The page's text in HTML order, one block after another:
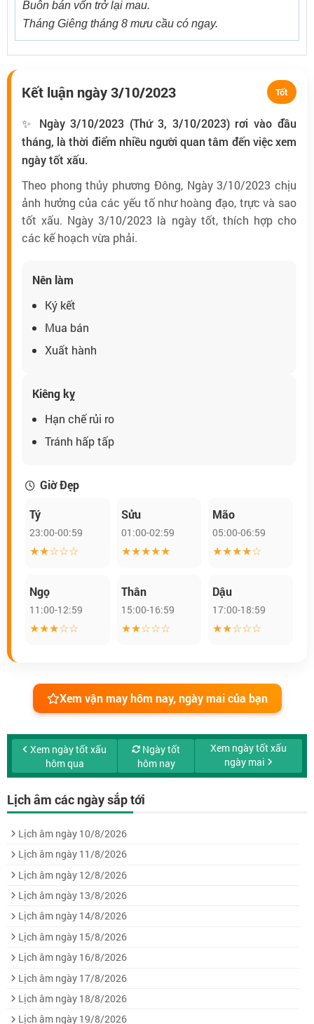
Buôn bán vốn trở lại mau.
Tháng Giêng tháng 8 mưu cầu có ngay.
Kết luận ngày 3/10/2023 Tốt
✨ Ngày 3/10/2023 (Thứ 3, 3/10/2023) rơi vào đầu
tháng, là thời điểm nhiều người quan tâm đến việc xem
ngày tốt xấu.
Theo phong thủy phương Đông, Ngày 3/10/2023 chịu
ảnh hưởng của các yếu tố như hoàng đạo, trực và sao
tốt xấu. Ngày 3/10/2023 là ngày tốt, thích hợp cho
các kế hoạch vừa phải.
Nên làm
Ký kết
Mua bán
Xuất hành
Kiêng kỵ
Hạn chế rủi ro
Tránh hấp tấp
Giờ Đẹp
Tý
23:00-00:59
★★☆☆☆
Sửu
01:00-02:59
★★★★★
Mão
05:00-06:59
★★★★☆
Ngọ
11:00-12:59
★★★☆☆
Thân
15:00-16:59
★★☆☆☆
Dậu
17:00-18:59
★★☆☆☆
Xem vận may hôm nay, ngày mai của bạn
Xem ngày tốt xấu
hôm qua
Ngày tốt
hôm nay
Xem ngày tốt xấu
ngày mai
Lịch âm các ngày sắp tới
Lịch âm ngày 10/8/2026
Lịch âm ngày 11/8/2026
Lịch âm ngày 12/8/2026
Lịch âm ngày 13/8/2026
Lịch âm ngày 14/8/2026
Lịch âm ngày 15/8/2026
Lịch âm ngày 16/8/2026
Lịch âm ngày 17/8/2026
Lịch âm ngày 18/8/2026
Lịch âm ngày 19/8/2026